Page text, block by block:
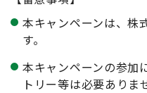
本キャンペーンは、株
す。
本キャンペーンの参加
トリー等は必要ありま